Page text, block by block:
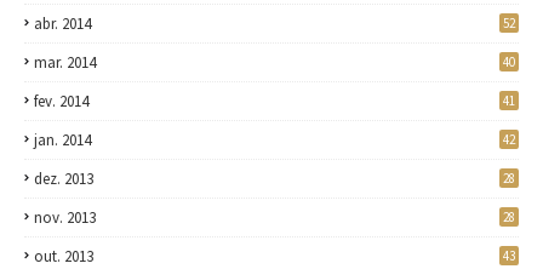
abr. 2014 52
mar. 2014 40
fev. 2014 41
jan. 2014 42
dez. 2013 28
nov. 2013 28
out. 2013 43